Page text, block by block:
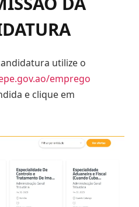
utilize o
emprego
e clique em